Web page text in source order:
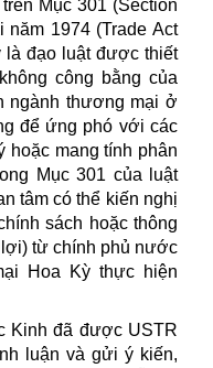
Mục 301 (Section
1974 (Trade Act
đạo luật được thiết
công bằng của
ngành thương mại ở
để ứng phó với các
hoặc mang tính phân
Mục 301 của luật
tâm có thể kiến nghị
sách hoặc thông
lợi) từ chính phủ nước
Hoa Kỳ thực hiện
Kinh đã được USTR
luận và gửi ý kiến,